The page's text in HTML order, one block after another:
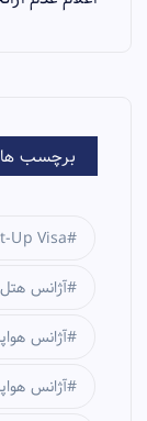
برچسب ها
Up Visa
آژانس
آژانس
آژانس